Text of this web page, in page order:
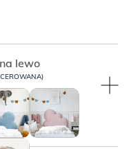
lewo